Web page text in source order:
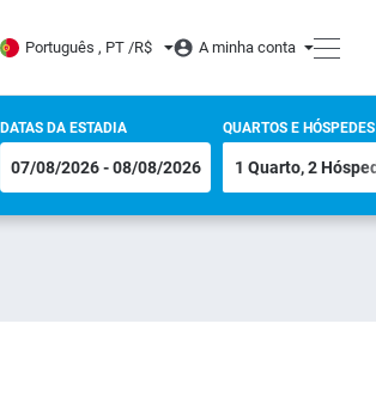
Português , PT /R$ A minha conta
DATAS DA ESTADIA QUARTOS E HÓSPEDES